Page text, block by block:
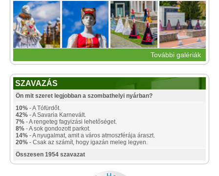
További galériák
SZAVAZÁS
Ön mit szeret legjobban a szombathelyi nyárban?
10% - A Tófürdőt.
42% - A Savaria Karnevált.
7% - A rengeteg fagyizási lehetőséget.
8% - A sok gondozott parkot.
14% - A nyugalmat, amit a város atmoszférája áraszt.
20% - Csak az számít, hogy igazán meleg legyen.
Összesen 1954 szavazat